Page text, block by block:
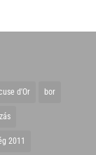
d'Or bor
2011